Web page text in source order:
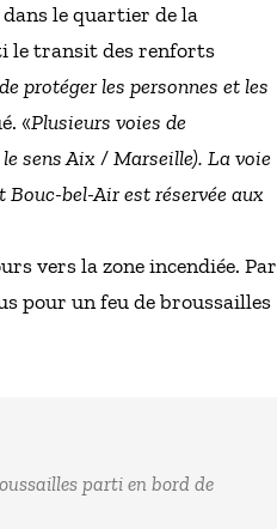
le quartier de la
le transit des renforts
protéger les personnes et les
«Plusieurs voies de
sens Aix / Marseille). La voie
Bouc-bel-Air est réservée aux
vers la zone incendiée. Par
pour un feu de broussailles
parti en bord de